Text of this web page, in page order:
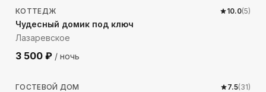
КОТТЕДЖ 10.0(5)
Чудесный домик под ключ
Лазаревское
3 500 ₽ / ночь
131 м до моря
ГОСТЕВОЙ ДОМ 7.5(31)